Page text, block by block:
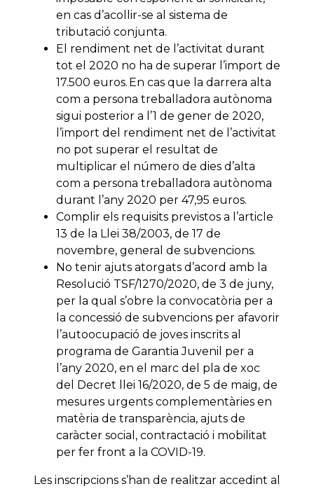
en cas d’acollir-se al sistema de
tributació conjunta.
El rendiment net de l’activitat durant
tot el 2020 no ha de superar l’import de
17.500 euros. En cas que la darrera alta
com a persona treballadora autònoma
sigui posterior a l’1 de gener de 2020,
l’import del rendiment net de l’activitat
no pot superar el resultat de
multiplicar el número de dies d’alta
com a persona treballadora autònoma
durant l’any 2020 per 47,95 euros.
Complir els requisits previstos a l’article
13 de la Llei 38/2003, de 17 de
novembre, general de subvencions.
No tenir ajuts atorgats d’acord amb la
Resolució TSF/1270/2020, de 3 de juny,
per la qual s’obre la convocatòria per a
la concessió de subvencions per afavorir
l’autoocupació de joves inscrits al
programa de Garantia Juvenil per a
l’any 2020, en el marc del pla de xoc
del Decret llei 16/2020, de 5 de maig, de
mesures urgents complementàries en
matèria de transparència, ajuts de
caràcter social, contractació i mobilitat
per fer front a la COVID-19.
Les inscripcions s’han de realitzar accedint al